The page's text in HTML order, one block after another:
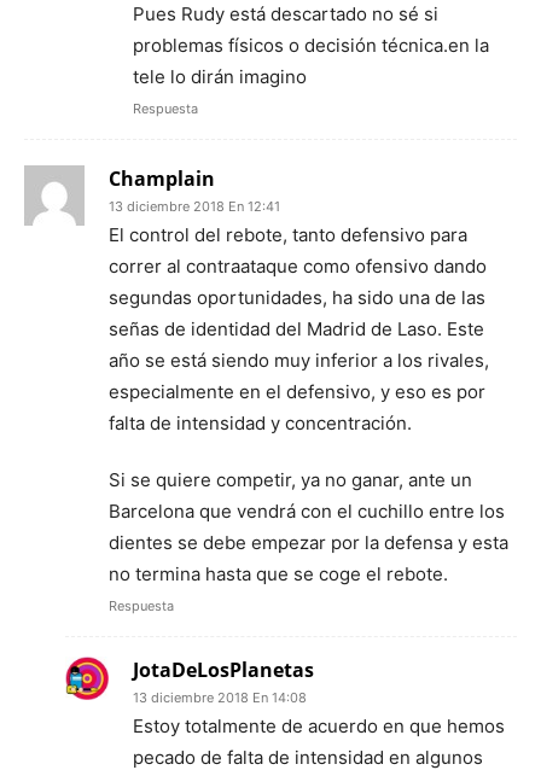
Pues Rudy está descartado no sé si
problemas físicos o decisión técnica.en la
tele lo dirán imagino
Respuesta
Champlain
13 diciembre 2018 En 12:41
El control del rebote, tanto defensivo para
correr al contraataque como ofensivo dando
segundas oportunidades, ha sido una de las
señas de identidad del Madrid de Laso. Este
año se está siendo muy inferior a los rivales,
especialmente en el defensivo, y eso es por
falta de intensidad y concentración.
Si se quiere competir, ya no ganar, ante un
Barcelona que vendrá con el cuchillo entre los
dientes se debe empezar por la defensa y esta
no termina hasta que se coge el rebote.
Respuesta
JotaDeLosPlanetas
13 diciembre 2018 En 14:08
Estoy totalmente de acuerdo en que hemos
pecado de falta de intensidad en algunos